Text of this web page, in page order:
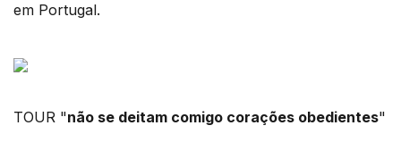
em Portugal.
TOUR "não se deitam comigo corações obedientes"